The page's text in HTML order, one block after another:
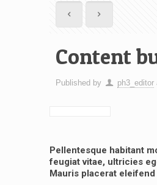
Content
Published by ph3_editor
Pellentesque habitant
feugiat vitae, ultricies
Mauris placerat eleifend